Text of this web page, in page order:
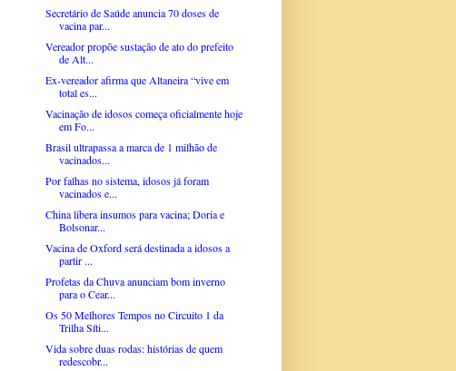
Secretário de Saúde anuncia 70 doses de
vacina par...
Vereador propõe sustação de ato do prefeito
de Alt...
Ex-vereador afirma que Altaneira “vive em
total es...
Vacinação de idosos começa oficialmente hoje
em Fo...
Brasil ultrapassa a marca de 1 milhão de
vacinados...
Por falhas no sistema, idosos já foram
vacinados e...
China libera insumos para vacina; Doria e
Bolsonar...
Vacina de Oxford será destinada a idosos a
partir ...
Profetas da Chuva anunciam bom inverno
para o Cear...
Os 50 Melhores Tempos no Circuito 1 da
Trilha Síti...
Vida sobre duas rodas: histórias de quem
redescobr...